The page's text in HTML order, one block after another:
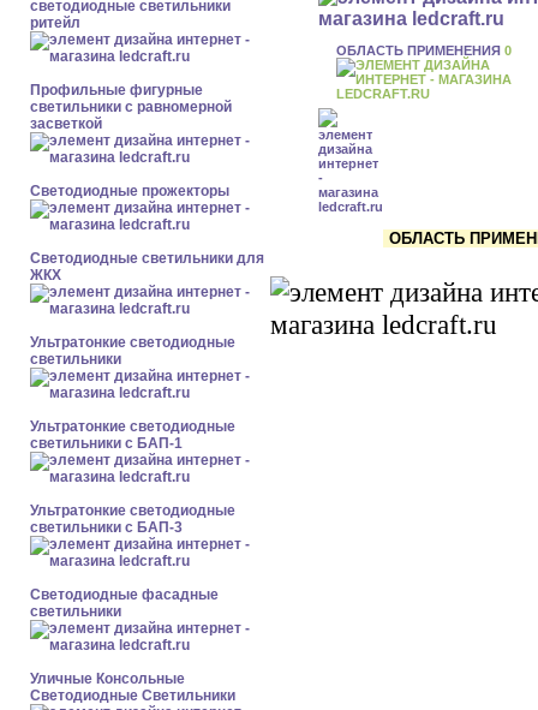
светодиодные светильники
ритейл
Профильные фигурные
светильники с равномерной
засветкой
Светодиодные прожекторы
Светодиодные светильники для
ЖКХ
Ультратонкие светодиодные
светильники
Ультратонкие светодиодные
светильники с БАП-1
Ультратонкие светодиодные
светильники с БАП-3
Светодиодные фасадные
светильники
Уличные Консольные
Светодиодные Светильники
ОБЛАСТЬ ПРИМЕНЕНИЯ 0
ОБЛАСТЬ